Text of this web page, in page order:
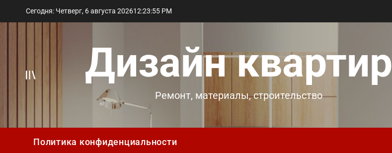
Сегодня: Четверг, 6 августа 202612:23:55 PM
Вне
Дизайн квартир
Ремонт, материалы, строительство
Политика конфиденциальности